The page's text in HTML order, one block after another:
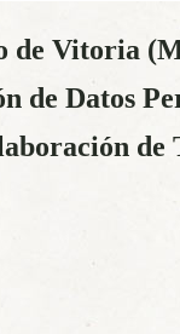
de Vitoria
de Datos
de